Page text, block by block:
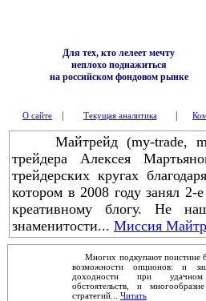
Для тех, кто лелеет мечту
неплохо поднажиться
на российском фондовом рынке
О сайте Текущая аналитика
Майтрейд (my-trade, my-
трейдера Алексея
трейдерских кругах
котором в 2008 году занял 2-
креативному блогу. Не
знаменитости... Миссия
Многих подкупают поистине
возможности опционов: и
доходности при
обстоятельств, и
стратегий... Читать